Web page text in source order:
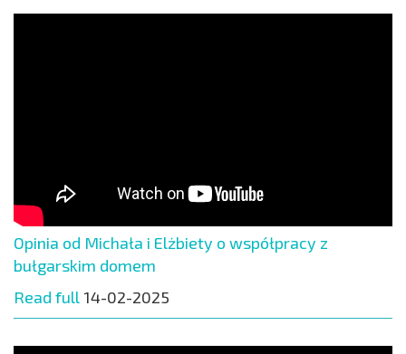
Opinia od Michała i Elżbiety o współpracy z
bułgarskim domem
Read full 14-02-2025